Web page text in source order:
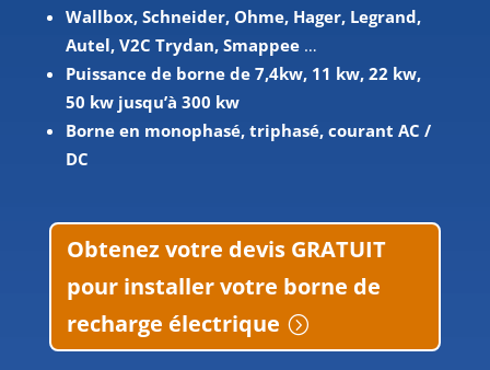
Wallbox, Schneider, Ohme, Hager, Legrand,
Autel, V2C Trydan, Smappee…
Puissance de borne de 7,4kw, 11 kw, 22 kw,
50 kw jusqu’à 300 kw
Borne en monophasé, triphasé, courant AC /
DC
Obtenez votre devis GRATUIT
pour installer votre borne de
recharge électrique